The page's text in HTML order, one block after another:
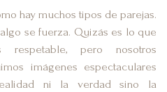
hay muchos tipos de parejas.
se fuerza. Quizás es lo que
pero nosotros
imágenes espectaculares
ni la verdad sino la